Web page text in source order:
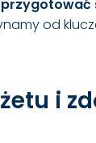
od
i